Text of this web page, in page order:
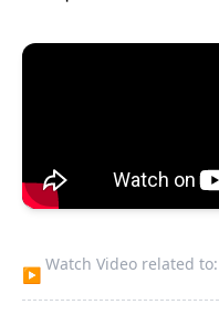
▶
Watch Video related to: